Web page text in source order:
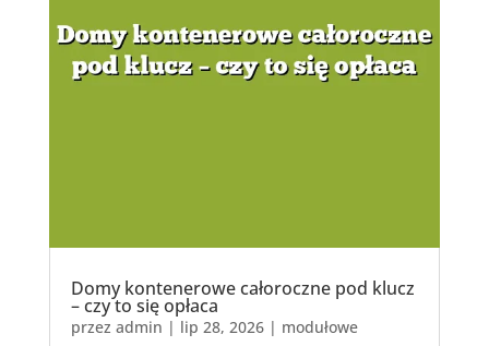
Domy kontenerowe całoroczne pod klucz
– czy to się opłaca
przez admin | lip 28, 2026| modułowe